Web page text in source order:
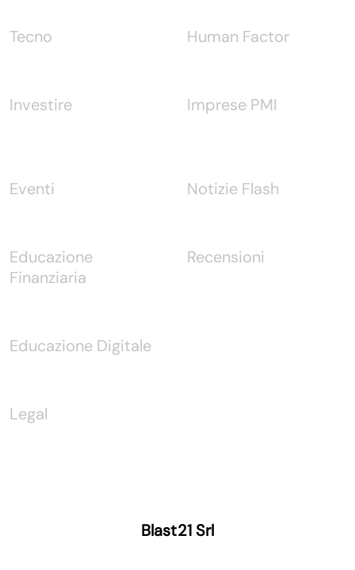
Tecno
Investire
Human Factor
Imprese PMI
Eventi
Educazione
Finanziaria
Educazione Digitale
Legal
Notizie Flash
Recensioni
Blast21 Srl